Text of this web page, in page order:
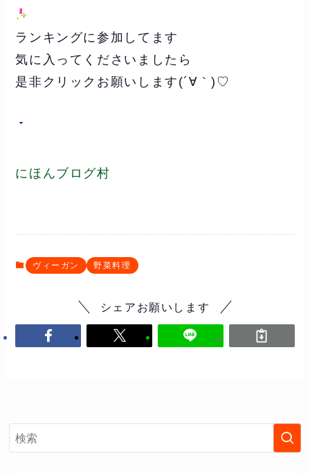
ランキングに参加してます
気に入ってくださいましたら
是非クリックお願いします(´∀｀)♡
にほんブログ村
ヴィーガン 野菜料理
シェアお願いします